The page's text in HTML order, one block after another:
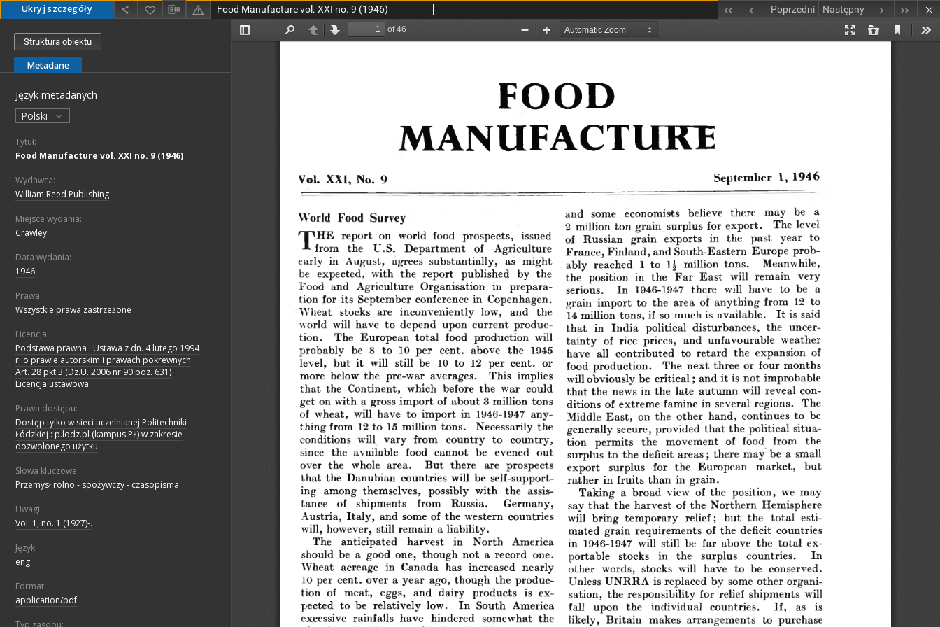
Ukryj szczegóły Food Manufacture vol. XXI no. 9 (1946) Poprzedni Następny
Struktura obiektu
Metadane
Język metadanych
Polski
Tytuł:
Food Manufacture vol. XXI no. 9 (1946)
Wydawca:
William Reed Publishing
Miejsce wydania:
Crawley
Data wydania:
1946
Prawa:
Wszystkie prawa zastrzeżone
Licencja:
Podstawa prawna : Ustawa z dn. 4 lutego 1994
r. o prawie autorskim i prawach pokrewnych
Art. 28 pkt 3 (Dz.U. 2006 nr 90 poz. 631)
Licencja ustawowa
Prawa dostępu:
Dostęp tylko w sieci uczelnianej Politechniki
Łódzkiej : p.lodz.pl (kampus PŁ) w zakresie
dozwolonego użytku
Słowa kluczowe:
Przemysł rolno - spożywczy - czasopisma
Uwagi:
Vol. 1, no. 1 (1927)-.
Język:
eng
Format:
application/pdf